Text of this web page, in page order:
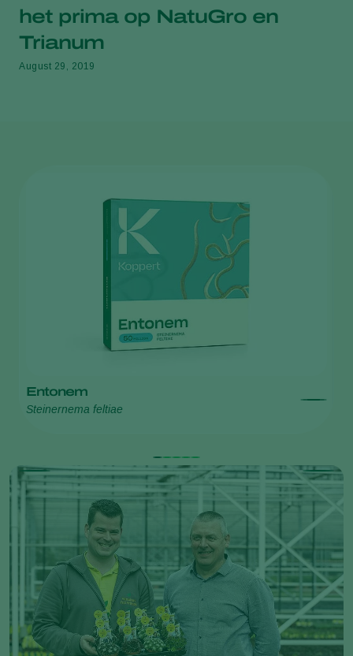
het prima op NatuGro en
Trianum
August 29, 2019
Entonem
Steinernema feltiae